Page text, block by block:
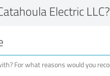
Electric LLC?